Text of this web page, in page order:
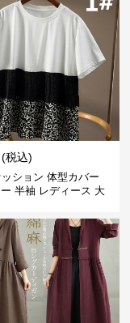
(税込)
ション 体型カバー
半袖 レディース 大